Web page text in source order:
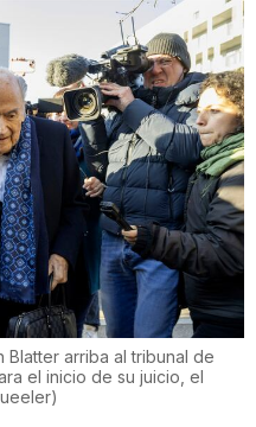
Blatter arriba al tribunal de
el inicio de su juicio, el
)